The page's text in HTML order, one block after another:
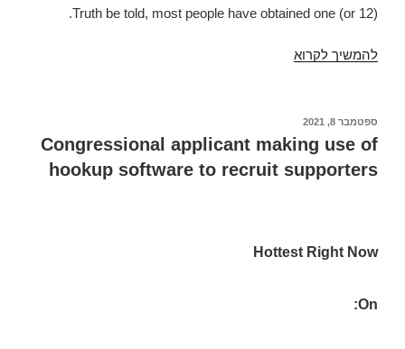
Truth be told, most people have obtained one (or 12).
להמשיך לקרוא
you
have
a
פורסם
ב
ספטמבר 8, 2021
Congressional applicant making use of
hookup software to recruit supporters
Hottest Right Now
On: